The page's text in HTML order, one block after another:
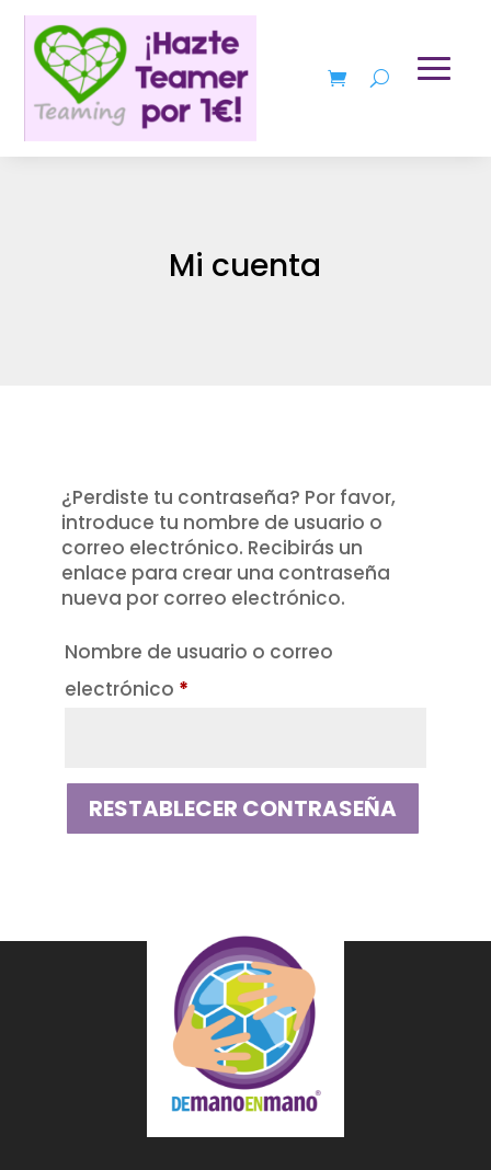
Mi cuenta
¿Perdiste tu contraseña? Por favor,
introduce tu nombre de usuario o
correo electrónico. Recibirás un
enlace para crear una contraseña
nueva por correo electrónico.
Nombre de usuario o correo
electrónico *Obligatorio
RESTABLECER CONTRASEÑA